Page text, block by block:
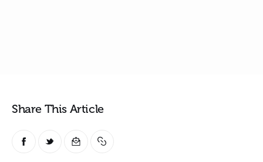
Share This Article